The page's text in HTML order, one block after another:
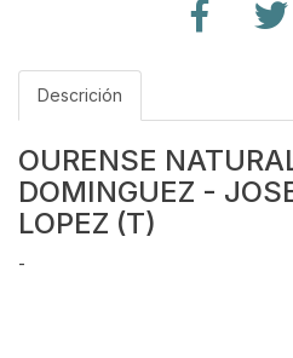
Descrición
OURENSE
DOMINGUEZ -
LOPEZ (T)
-